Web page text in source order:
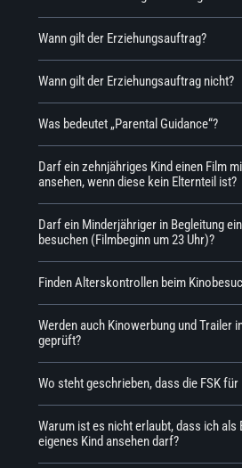
Wann gilt der Erziehungsauftrag?
Wann gilt der Erziehungsauftrag nicht?
Was bedeutet „Parental Guidance“?
Darf ein zehnjähriges Kind einen Film
ansehen, wenn diese kein Elternteil ist?
Darf ein Minderjähriger in Begleitung
besuchen (Filmbeginn um 23 Uhr)?
Finden Alterskontrollen beim
Werden auch Kinowerbung und Trailer
geprüft?
Wo steht geschrieben, dass die FSK
Warum ist es nicht erlaubt, dass ich
eigenes Kind ansehen darf?